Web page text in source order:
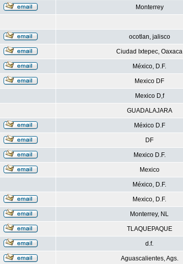
Monterrey
ocotlan, jalisco
Ciudad Ixtepec, Oaxaca
México, D.F.
Mexico DF
Mexico D,f
GUADALAJARA
México D.F
DF
Mexico D.F.
Mexico
México, D.F.
Mexico, D.F.
Monterrey, NL
TLAQUEPAQUE
d.f.
Aguascalientes, Ags.